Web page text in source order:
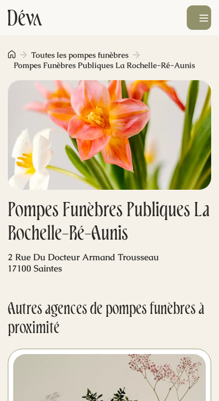
Obsèques
Prévoyance
Monument funéraire
Livraison de fleurs
Blog
Mes dernières volontés
Ouvrir le
Pompes Funèbres Publiques La
Rochelle-Ré-Aunis
Toutes les pompes funèbres
Pompes Funèbres Publiques La Rochelle-Ré-Aunis
2 Rue Du Docteur Armand Trousseau
17100 Saintes
Autres agences de pompes funèbres à
proximité